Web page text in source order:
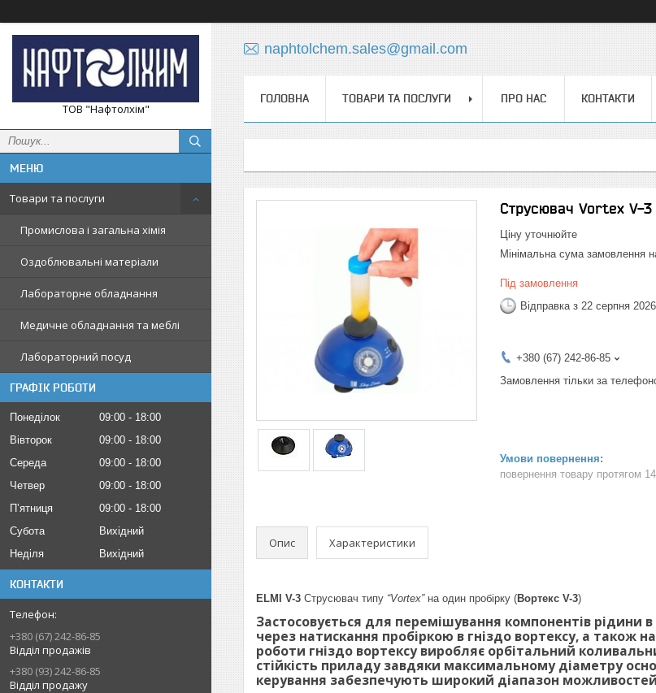
ТОВ "Нафтолхім"
Товари та послуги
Промислова і загальна хімія
Оздоблювальні матеріали
Лабораторне обладнання
Медичне обладнання та меблі
Лабораторний посуд
ГРАФІК РОБОТИ
Понеділок 09:00
18:00
Вівторок
09:00
18:00
Середа
09:00
18:00
Четвер
09:00
18:00
Пʼятниця
09:00
18:00
Субота
Вихідний
Неділя
Вихідний
КОНТАКТИ
+380 (67) 242-86-85
Відділ продажів
+380 (93) 242-86-85
Відділ продажу
naphtolchem.sales@gmail.com
ГОЛОВНА ТОВАРИ ТА ПОСЛУГИ ПРО НАС КОНТАКТИ
Струсювач Vortex V-3
Ціну уточнюйте
Мінімальна сума замовлення
Під замовлення
Відправка з 22 серпня 2026
+380 (67) 242-86-85
Замовлення тільки за
повернення товару протягом 14
Опис Характеристики
ELMI V-3 Струсювач типу “Vortex”на один пробірку (Вортекс V-3)
Застосовується для перемішування компонентів рідини
через натискання пробіркою в гніздо вортексу, а також
роботи гніздо вортексу виробляє орбітальний
стійкість приладу завдяки максимальному діаметру
керування забезпечують широкий діапазон можливостей